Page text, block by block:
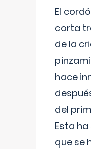
El
corta
de la
hace
del
Esta
que se